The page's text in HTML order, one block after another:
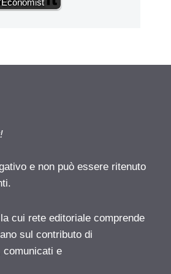
e non può essere ritenuto
cui rete editoriale comprende
sul contributo di
comunicati e